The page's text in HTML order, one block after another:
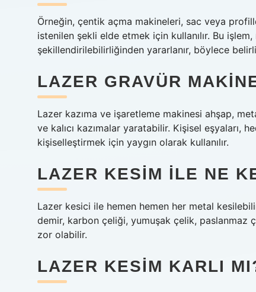
Örneğin, çentik açma makineleri, sac veya
istenilen şekli elde etmek için kullanılır. Bu
şekillendirilebilirliğinden yararlanır, böylece
LAZER GRAVÜR
Lazer kazıma ve işaretleme makinesi ahşap,
ve kalıcı kazımalar yaratabilir. Kişisel eşyaları,
kişiselleştirmek için yaygın olarak kullanılır.
LAZER KESIM ILE NE
Lazer kesici ile hemen hemen her metal
demir, karbon çeliği, yumuşak çelik, paslanmaz
zor olabilir.
LAZER KESIM KARLI